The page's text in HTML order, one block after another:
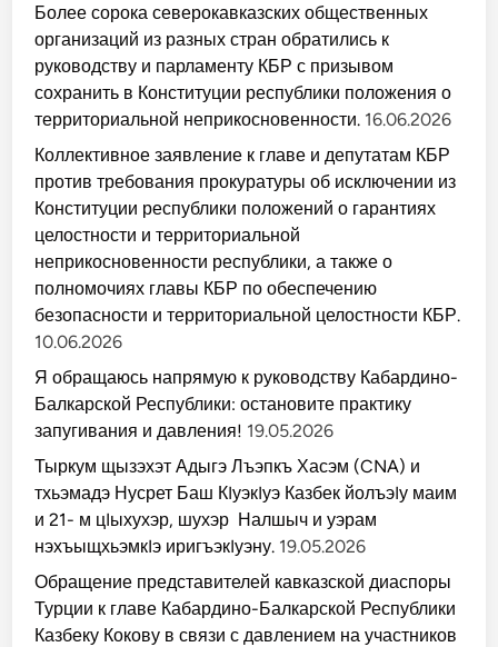
Более сорока северокавказских общественных
организаций из разных стран обратились к
руководству и парламенту КБР с призывом
сохранить в Конституции республики положения о
территориальной неприкосновенности. 16.06.2026
Коллективное заявление к главе и депутатам КБР
против требования прокуратуры об исключении из
Конституции республики положений о гарантиях
целостности и территориальной
неприкосновенности республики, а также о
полномочиях главы КБР по обеспечению
безопасности и территориальной целостности КБР.
10.06.2026
Я обращаюсь напрямую к руководству Кабардино-
Балкарской Республики: остановите практику
запугивания и давления! 19.05.2026
Тыркум щызэхэт Адыгэ Лъэпкъ Хасэм (CNA) и
тхьэмадэ Нусрет Баш КIуэкIуэ Казбек йолъэIу маим
и 21- м цIыхухэр, шухэр Налшыч и уэрам
нэхъыщхьэмкIэ иригъэкIуэну. 19.05.2026
Обращение представителей кавказской диаспоры
Турции к главе Кабардино-Балкарской Республики
Казбеку Кокову в связи с давлением на участников